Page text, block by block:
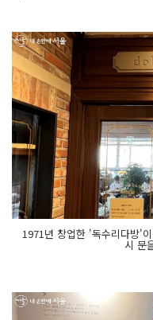
1971년 창업한 '독수리다방'
시 문